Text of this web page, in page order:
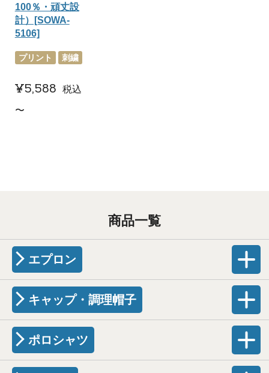
100％・頑丈設
計）[SOWA-
5106]
プリント 刺繍
¥5,588 税込
〜
商品一覧
エプロン
キャップ・調理帽子
ポロシャツ